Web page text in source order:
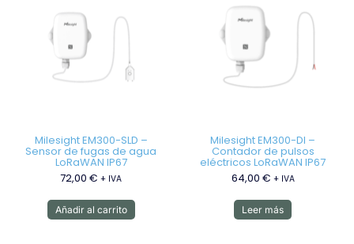
Milesight EM300-SLD –
Sensor de fugas de agua
LoRaWAN IP67
72,00€ + IVA
Añadir al carrito
Milesight EM300-DI –
Contador de pulsos
eléctricos LoRaWAN IP67
64,00 € + IVA
Leer más